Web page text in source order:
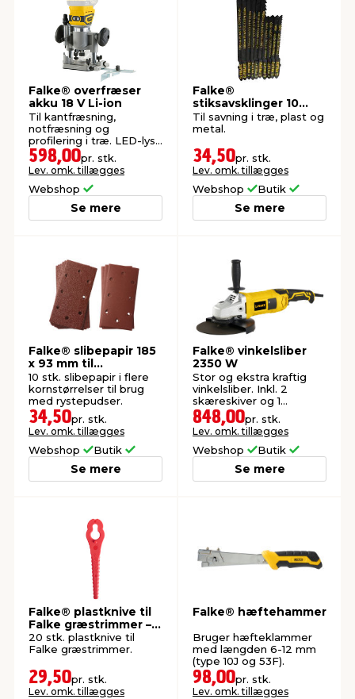
Falke® overfræser
akku 18 V Li-ion
Til kantfræsning,
notfræsning og
profilering i træ. LED-lys,
spindellås og elektronisk
blød start. Eksk. batteri
og oplader.
598,00pr. stk.
Lev. omk. tillægges
Webshop
Se mere
Falke®
stiksavsklinger 10
dele
Til savning i træ, plast og
metal.
34,50pr. stk.
Lev. omk. tillægges
Webshop Butik
Se mere
Falke® slibepapir 185
x 93 mm til
rystepudser
10 stk. slibepapir i flere
kornstørrelser til brug
med rystepudser.
34,50pr. stk.
Lev. omk. tillægges
Webshop Butik
Se mere
Falke® vinkelsliber
2350 W
Stor og ekstra kraftig
vinkelsliber. Inkl. 2
skæreskiver og 1
slibeskive.
848,00pr. stk.
Lev. omk. tillægges
Webshop Butik
Se mere
Falke® plastknive til
Falke græstrimmer –
20 stk.
20 stk. plastknive til
Falke græstrimmer.
29,50pr. stk.
Lev. omk. tillægges
Falke® hæftehammer
Bruger hæfteklammer
med længden 6-12 mm
(type 10J og 53F).
98,00pr. stk.
Lev. omk. tillægges